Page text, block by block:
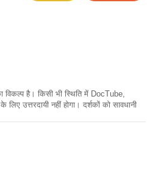
विकल्प है। किसी भी स्थिति में DocTube,
उत्तरदायी नहीं होगा। दर्शकों को सावधानी